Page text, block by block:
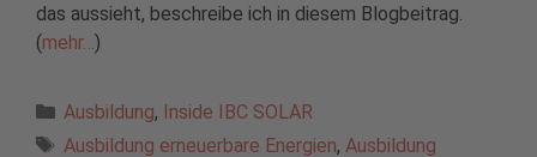
das aussieht, beschreibe ich in diesem Blogbeitrag.
(mehr…)
Kategorien
Ausbildung, Inside IBC SOLAR
Schlagwörter
Ausbildung erneuerbare Energien, Ausbildung